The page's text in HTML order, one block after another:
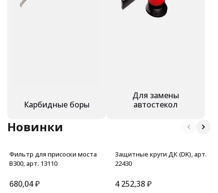
Карбидные боры
Для замены
автостекол
Новинки
Фильтр для присоски моста
В300, арт. 13110
680,04₽
Защитные круги ДК (DK), арт.
22430
4 252,38 ₽